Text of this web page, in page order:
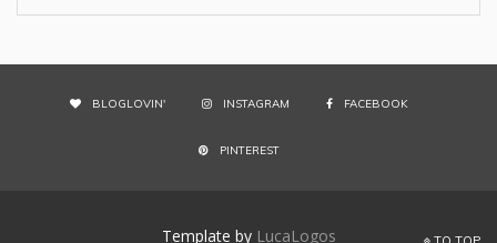
BLOGLOVIN' INSTAGRAM FACEBOOK
PINTEREST
Template by LucaLogos